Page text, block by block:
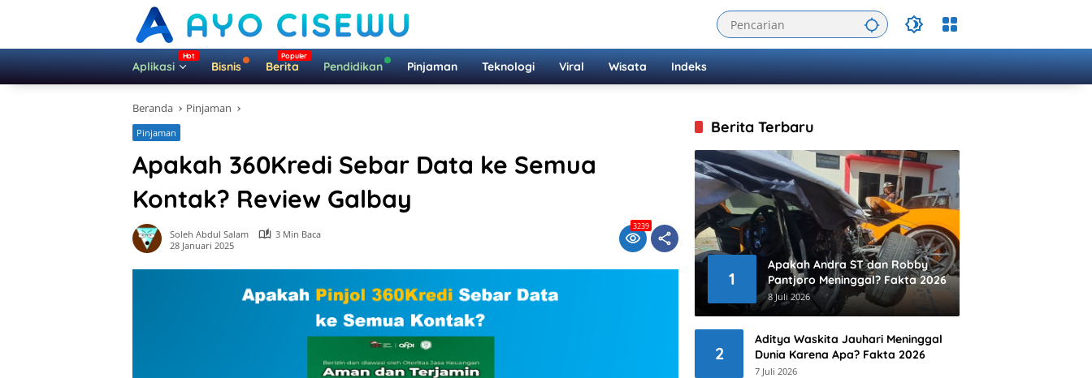
Aplikasi Bisnis Berita Pendidikan Pinjaman Teknologi Viral Wisata Indeks
Beranda Pinjaman
Pinjaman
Apakah 360Kredi Sebar Data ke Semua
Kontak? Review Galbay
Soleh Abdul Salam
3 Min Baca
28 Januari 2025
3239
Berita Terbaru
1
Apakah Andra ST dan Robby
Pantjoro Meninggal? Fakta 2026
8 Juli 2026
2
Aditya Waskita Jauhari Meninggal
Dunia Karena Apa? Fakta 2026
7 Juli 2026